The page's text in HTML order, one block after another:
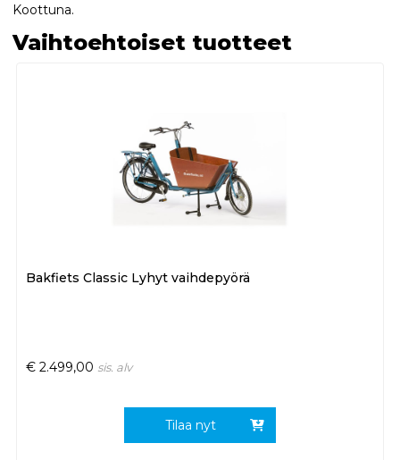
Koottuna.
Vaihtoehtoiset tuotteet
Bakfiets Classic Lyhyt vaihdepyörä
€ 2.499,00 sis. alv
Tilaa nyt